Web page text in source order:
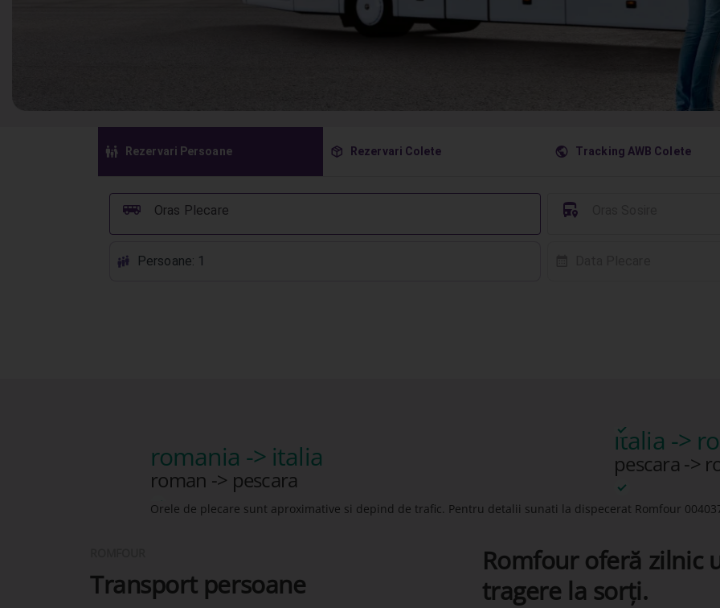
󱠣 Rezervari Persoane 󰏗 Rezervari Colete 󰇧 Tracking AWB Colete
Oras Plecare
󰞠 󱈒
󱕱 Persoane: 1
romania -> italia
roman -> pescara
italia ->
pescara ->
Orele de plecare sunt aproximative si depind de trafic. Pentru detalii sunati la dispecerat Romfour
Transport persoane
Romfour oferă zilnic
tragere la sorți.